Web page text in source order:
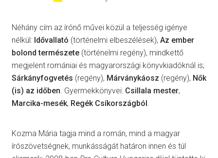
Néhány cím az írónő művei közül a teljesség igénye
nélkül: Idővallató (történelmi elbeszélések), Az ember
bolond természete (történelmi regény), mindkettő
megjelent romániai és magyarországi könyvkiadóknál is;
Sárkányfogvetés (regény), Márványkáosz (regény), Nők
(is) az időben . Gyermekkönyvei: Csillala mester,
Marcika-mesék, Regék Csíkországból
Kozma Mária tagja mind a román, mind a magyar
írószövetségnek, munkásságát határon innen és túl